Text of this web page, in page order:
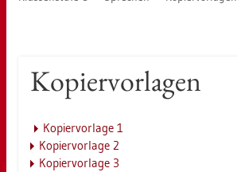
Ko­pier­vor­la­gen
Ko­pier­vor­la­ge 1
Ko­pier­vor­la­ge 2
Ko­pier­vor­la­ge 3